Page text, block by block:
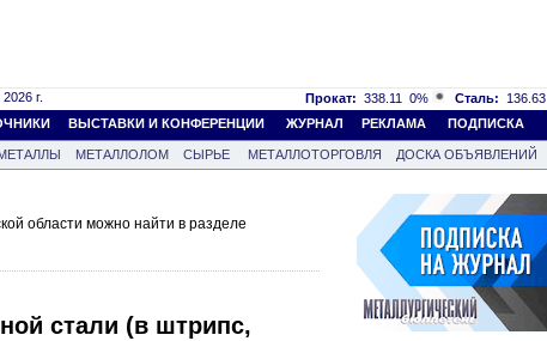
г. Прокат: 338.11 0% Сталь: 136.63
ВЫСТАВКИ И КОНФЕРЕНЦИИ ЖУРНАЛ РЕКЛАМА ПОДПИСКА
МЕТАЛЛОЛОМ СЫРЬЕ МЕТАЛЛОТОРГОВЛЯ
ДОСКА ОБЪЯВЛЕНИЙ
области можно найти в разделе
стали (в штрипс,